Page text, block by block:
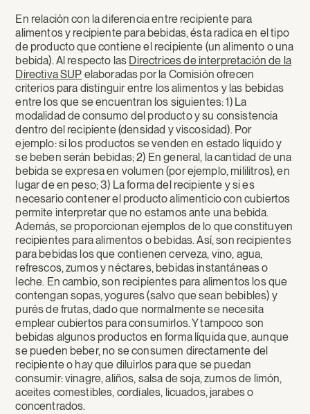
En relación con la diferencia entre recipiente para
alimentos y recipiente para bebidas, ésta radica en el tipo
de producto que contiene el recipiente (un alimento o una
bebida). Al respecto las Directrices de interpretación de la
Directiva SUP elaboradas por la Comisión ofrecen
criterios para distinguir entre los alimentos y las bebidas
entre los que se encuentran los siguientes: 1) La
modalidad de consumo del producto y su consistencia
dentro del recipiente (densidad y viscosidad). Por
ejemplo: si los productos se venden en estado líquido y
se beben serán bebidas; 2) En general, la cantidad de una
bebida se expresa en volumen (por ejemplo, mililitros), en
lugar de en peso; 3) La forma del recipiente y si es
necesario contener el producto alimenticio con cubiertos
permite interpretar que no estamos ante una bebida.
Además, se proporcionan ejemplos de lo que constituyen
recipientes para alimentos o bebidas. Así, son recipientes
para bebidas los que contienen cerveza, vino, agua,
refrescos, zumos y néctares, bebidas instantáneas o
leche. En cambio, son recipientes para alimentos los que
contengan sopas, yogures (salvo que sean bebibles) y
purés de frutas, dado que normalmente se necesita
emplear cubiertos para consumirlos. Y tampoco son
bebidas algunos productos en forma líquida que, aunque
se pueden beber, no se consumen directamente del
recipiente o hay que diluirlos para que se puedan
consumir: vinagre, aliños, salsa de soja, zumos de limón,
aceites comestibles, cordiales, licuados, jarabes o
concentrados.